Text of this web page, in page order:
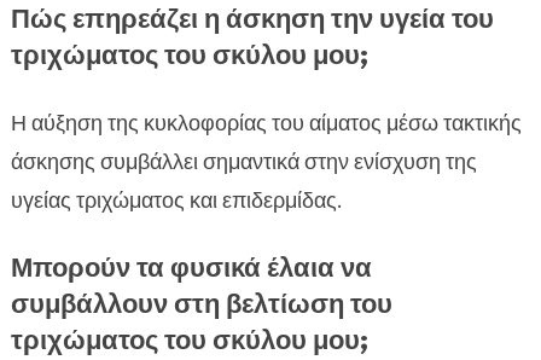
Πώς επηρεάζει η άσκηση την υγεία του
τριχώματος του σκύλου μου;
Η αύξηση της κυκλοφορίας του αίματος μέσω τακτικής
άσκησης συμβάλλει σημαντικά στην ενίσχυση της
υγείας τριχώματος και επιδερμίδας.
Μπορούν τα φυσικά έλαια να
συμβάλλουν στη βελτίωση του
τριχώματος του σκύλου μου;